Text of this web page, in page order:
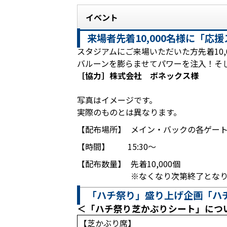
イベント
来場者先着10,000名様に「応
スタジアムにご来場いただいた方先着
バルーンを膨らませてパワーを注入！
［協力］株式会社 ボネックス様
写真はイメージです。
実際のものとは異なります。
【配布場所】
メイン・バックの各ゲー
【時間】
15:30～
【配布数量】
先着10,000個
※なくなり次第終了とな
「ハチ祭り」盛り上げ企画「
＜「ハチ祭り芝かぶりシート」につ
【芝かぶり席】